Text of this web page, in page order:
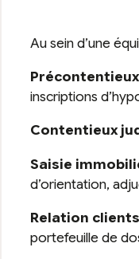
Au sein d’une
inscriptions
Contentieux
Saisie
d’orientation,
Relation clients
portefeuille de